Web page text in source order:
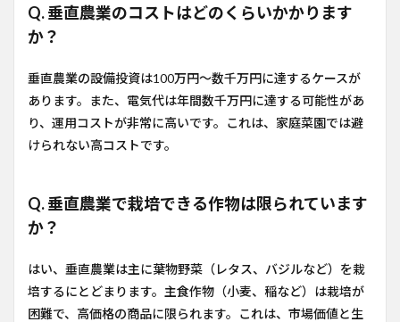
Q. 垂直農業のコストはどのくらいかかります
か？
垂直農業の設備投資は100万円〜数千万円に達するケースが
あります。また、電気代は年間数千万円に達する可能性があ
り、運用コストが非常に高いです。これは、家庭菜園では避
けられない高コストです。
Q. 垂直農業で栽培できる作物は限られています
か？
はい、垂直農業は主に葉物野菜（レタス、バジルなど）を栽
培するにとどまります。主食作物（小麦、稲など）は栽培が
困難で、高価格の商品に限られます。これは、市場価値と生